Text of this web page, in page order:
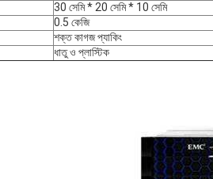
30 সেমি * 20 সেমি * 10 সেমি
0.5 কেজি
শক্ত কাগজ প্যাকিং
ধাতু ও প্লাস্টিক